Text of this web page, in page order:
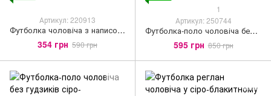
Артикул: 220913
Футболка чоловіча з написом біла
354 грн 590 грн
1
Артикул: 250744
Футболка-поло чоловіча без гудзиків білого кольору
595 грн 850 грн